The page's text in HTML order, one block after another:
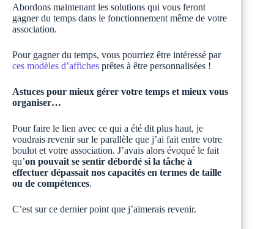
Abordons maintenant les solutions qui vous feront
gagner du temps dans le fonctionnement même de votre
association.
Pour gagner du temps, vous pourriez être intéressé par
ces modèles d’affiches prêtes à être personnalisées !
Astuces pour mieux gérer votre temps et mieux vous
organiser…
Pour faire le lien avec ce qui a été dit plus haut, je
voudrais revenir sur le parallèle que j’ai fait entre votre
boulot et votre association. J’avais alors évoqué le fait
qu’on pouvait se sentir débordé si la tâche à
effectuer dépassait nos capacités en termes de taille
ou de compétences.
C’est sur ce dernier point que j’aimerais revenir.